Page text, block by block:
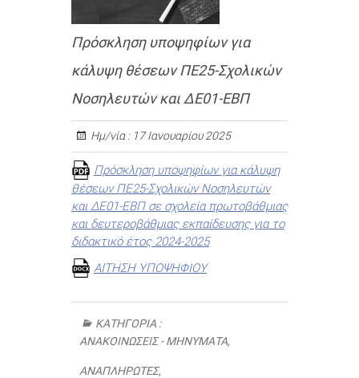
Πρόσκληση υποψηφίων για
κάλυψη θέσεων ΠΕ25-Σχολικών
Νοσηλευτών και ΔΕ01-ΕΒΠ
Ημ/νία :17 Ιανουαρίου 2025
Πρόσκληση υποψηφίων για κάλυψη
θέσεων ΠΕ25-Σχολικών Νοσηλευτών
και ΔΕ01-ΕΒΠ σε σχολεία πρωτοβάθμιας
και δευτεροβάθμιας εκπαίδευσης για το
διδακτικό έτος 2024-2025
ΑΙΤΗΣΗ ΥΠΟΨΗΦΙΟΥ
ΚΑΤΗΓΟΡΊΑ :
ΑΝΑΚΟΙΝΏΣΕΙΣ - ΜΗΝΎΜΑΤΑ,
ΑΝΑΠΛΗΡΩΤΈΣ,